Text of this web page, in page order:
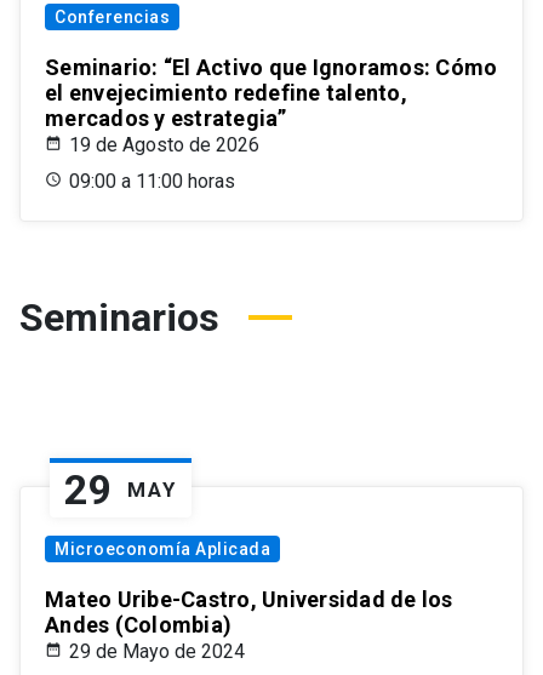
Conferencias
Seminario: “El Activo que Ignoramos: Cómo
el envejecimiento redefine talento,
mercados y estrategia”
19 de Agosto de 2026
09:00 a 11:00 horas
Seminarios
29 MAY
Microeconomía Aplicada
Mateo Uribe-Castro, Universidad de los
Andes (Colombia)
29 de Mayo de 2024